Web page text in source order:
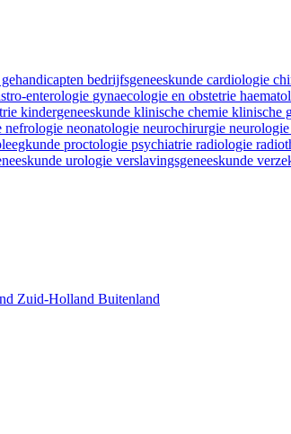
bedrijfsgeneeskunde cardiologie
enterologie gynaecologie en obstetrie
kindergeneeskunde klinische chemie klinische
nefrologie neonatologie neurochirurgie neurologie
proctologie psychiatrie radiologie
urologie verslavingsgeneeskunde
Zuid-Holland Buitenland